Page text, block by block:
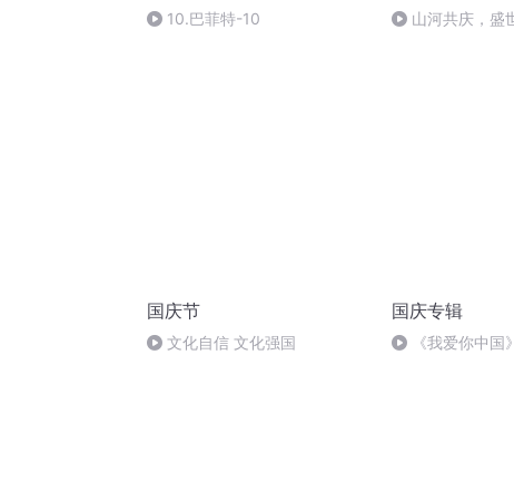
10.巴菲特-10 山河共庆，盛
国庆节
文化自信 文化强国
国庆专辑
《我爱你中国》